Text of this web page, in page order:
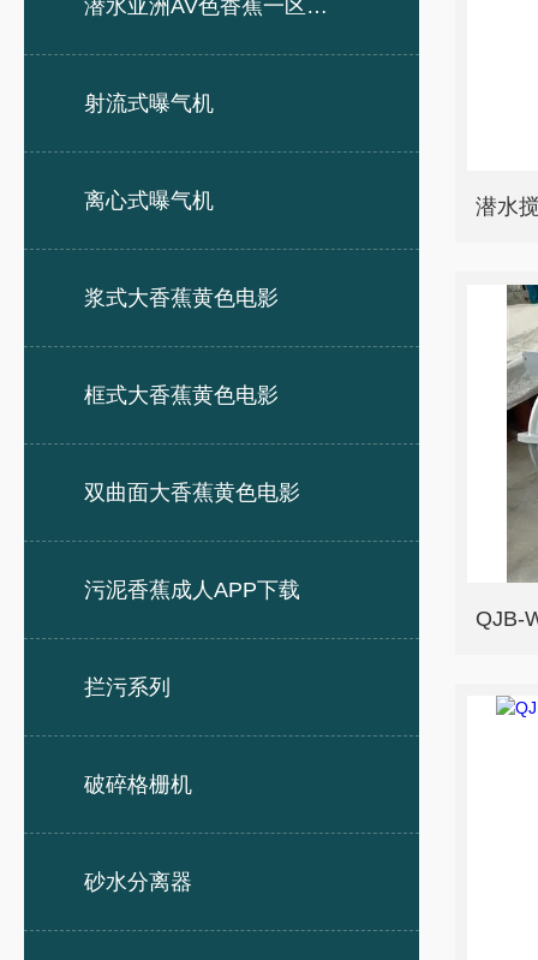
潜水亚洲AV色香蕉一区二区三区
射流式曝气机
离心式曝气机
浆式大香蕉黄色电影
框式大香蕉黄色电影
双曲面大香蕉黄色电影
污泥香蕉成人APP下载
拦污系列
破碎格栅机
砂水分离器